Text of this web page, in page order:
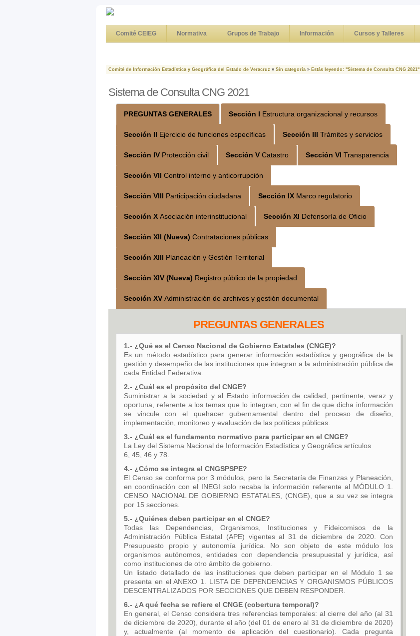
Comité CEIEG Normativa Grupos de Trabajo Información Cursos y Talleres
Comité de Información Estadística y Geográfica del Estado de Veracruz » Sin categoría » Estás leyendo: "Sistema de Consulta CNG 2021"
Sistema de Consulta CNG 2021
PREGUNTAS GENERALES Sección I Estructura organizacional y recursos
Sección II Ejercicio de funciones específicas Sección III Trámites y servicios
Sección IV Protección civil Sección V Catastro Sección VI Transparencia
Sección VII Control interno y anticorrupción
Sección VIII Participación ciudadana Sección IX Marco regulatorio
Sección X Asociación interinstitucional Sección XI Defensoría de Oficio
Sección XII (Nueva) Contrataciones públicas
Sección XIII Planeación y Gestión Territorial
Sección XIV (Nueva) Registro público de la propiedad
Sección XV Administración de archivos y gestión documental
PREGUNTAS GENERALES
1.- ¿Qué es el Censo Nacional de Gobierno Estatales (CNGE)?
Es un método estadístico para generar información estadística y geográfica de la
gestión y desempeño de las instituciones que integran a la administración pública de
cada Entidad Federativa.
2.- ¿Cuál es el propósito del CNGE?
Suministrar a la sociedad y al Estado información de calidad, pertinente, veraz y
oportuna, referente a los temas que lo integran, con el fin de que dicha información
se vincule con el quehacer gubernamental dentro del proceso de diseño,
implementación, monitoreo y evaluación de las políticas públicas.
3.- ¿Cuál es el fundamento normativo para participar en el CNGE?
La Ley del Sistema Nacional de Información Estadística y Geográfica artículos
6, 45, 46 y 78.
4.- ¿Cómo se integra el CNGSPSPE?
El Censo se conforma por 3 módulos, pero la Secretaría de Finanzas y Planeación,
en coordinación con el INEGI solo recaba la información referente al MÓDULO 1.
CENSO NACIONAL DE GOBIERNO ESTATALES, (CNGE), que a su vez se integra
por 15 secciones.
5.- ¿Quiénes deben participar en el CNGE?
Todas las Dependencias, Organismos, Instituciones y Fideicomisos de la
Administración Pública Estatal (APE) vigentes al 31 de diciembre de 2020. Con
Presupuesto propio y autonomía jurídica. No son objeto de este módulo los
organismos autónomos, entidades con dependencia presupuestal y jurídica, así
como instituciones de otro ámbito de gobierno.
Un listado detallado de las instituciones que deben participar en el Módulo 1 se
presenta en el ANEXO 1. LISTA DE DEPENDENCIAS Y ORGANISMOS PÚBLICOS
DESCENTRALIZADOS POR SECCIONES QUE DEBEN RESPONDER.
6.- ¿A qué fecha se refiere el CNGE (cobertura temporal)?
En general, el Censo considera tres referencias temporales: al cierre del año (al 31
de diciembre de 2020), durante el año (del 01 de enero al 31 de diciembre de 2020)
y, actualmente (al momento de aplicación del cuestionario). Cada pregunta